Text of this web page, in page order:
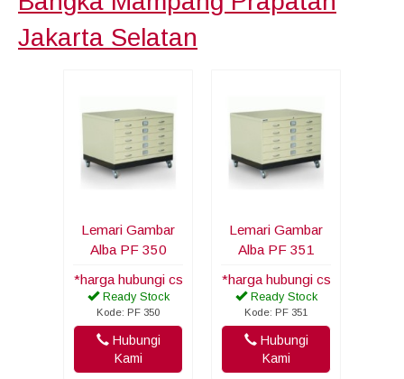
Jakarta Selatan
Lemari Gambar
Alba PF 350
*harga hubungi cs
Ready Stock
Kode: PF 350
Hubungi
Kami
Lemari Gambar
Alba PF 351
*harga hubungi cs
Ready Stock
Kode: PF 351
Hubungi
Kami